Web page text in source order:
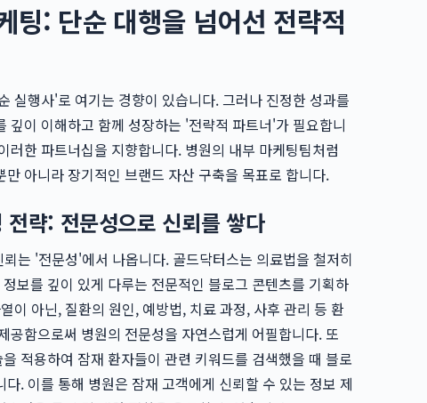
팅: 단순 대행을 넘어선 전략적
실행사'로 여기는 경향이 있습니다. 그러나 진정한 성과를
깊이 이해하고 함께 성장하는 '전략적 파트너'가 필요합니
러한 파트너십을 지향합니다. 병원의 내부 마케팅팀처럼
아니라 장기적인 브랜드 자산 구축을 목표로 합니다.
략: 전문성으로 신뢰를 쌓다
는 '전문성'에서 나옵니다. 골드닥터스는 의료법을 철저히
보를 깊이 있게 다루는 전문적인 블로그 콘텐츠를 기획하
이 아닌, 질환의 원인, 예방법, 치료 과정, 사후 관리 등 환
공함으로써 병원의 전문성을 자연스럽게 어필합니다. 또
적용하여 잠재 환자들이 관련 키워드를 검색했을 때 블로
. 이를 통해 병원은 잠재 고객에게 신뢰할 수 있는 정보 제